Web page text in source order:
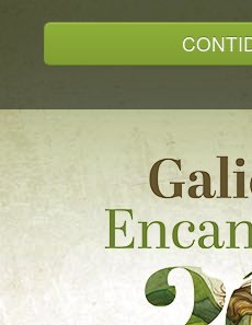
GALICIA